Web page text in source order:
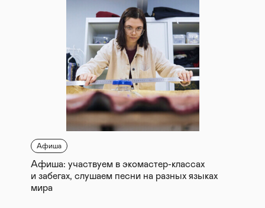
Афиша
Афиша: участвуем в экомастер-классах
и забегах, слушаем песни на разных языках
мира